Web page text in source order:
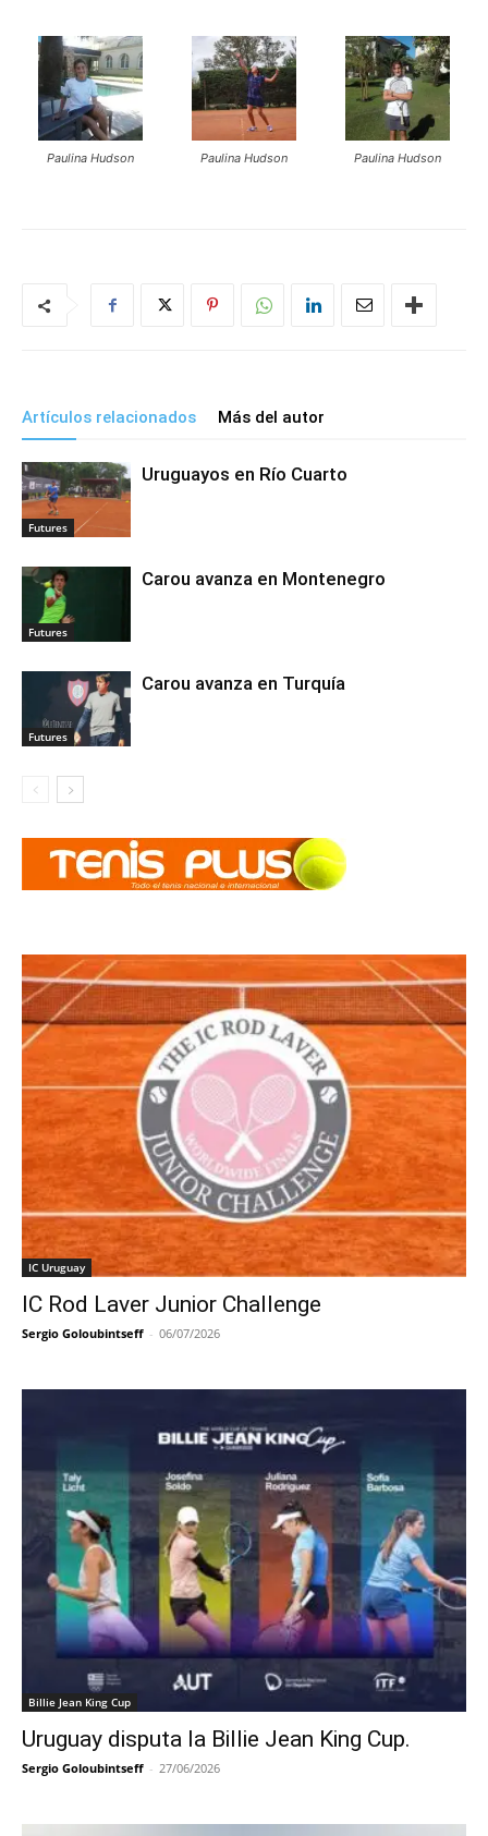
Paulina Hudson Paulina Hudson Paulina Hudson
Artículos relacionados Más del autor
Futures
Uruguayos en Río Cuarto
Futures
Carou avanza en Montenegro
Futures
Carou avanza en Turquía
IC Uruguay
IC Rod Laver Junior Challenge
Sergio Goloubintseff - 06/07/2026
Billie Jean King Cup
Uruguay disputa la Billie Jean King Cup.
Sergio Goloubintseff - 27/06/2026